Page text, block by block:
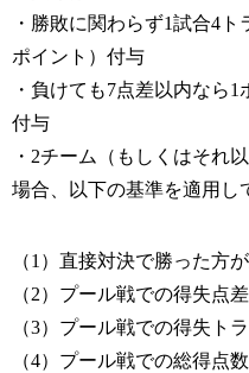
・勝敗に関わらず1試合4
ポイント）付与
・負けても7点差以内なら1
付与
・2チーム（もしくはそれ
場合、以下の基準を適用し
（1）直接対決で勝った方
（2）プール戦での得失点
（3）プール戦での得失ト
（4）プール戦での総得点